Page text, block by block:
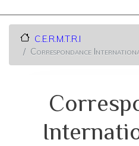
C.E.R.M.T.R.I
Correspondance